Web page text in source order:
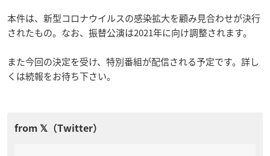
本件は、新型コロナウイルスの感染拡大を顧み見合わせが決行
されたもの。なお、振替公演は2021年に向け調整されます。
また今回の決定を受け、特別番組が配信される予定です。詳し
くは続報をお待ち下さい。